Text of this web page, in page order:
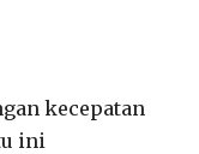
kecepatan
ini